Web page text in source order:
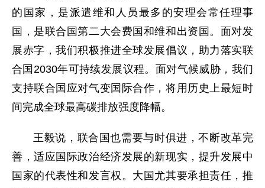
的国家，是派遣维和人员最多的安理会常任理事
国，是联合国第二大会费国和维和出资国。面对发
展赤字，我们积极推进全球发展倡议，助力落实联
合国2030年可持续发展议程。面对气候威胁，我们
支持联合国应对气变国际合作，将用历史上最短时
间完成全球最高碳排放强度降幅。
王毅说，联合国也需要与时俱进，不断改革完
善，适应国际政治经济发展的新现实，提升发展中
国家的代表性和发言权。大国尤其要承担责任，推